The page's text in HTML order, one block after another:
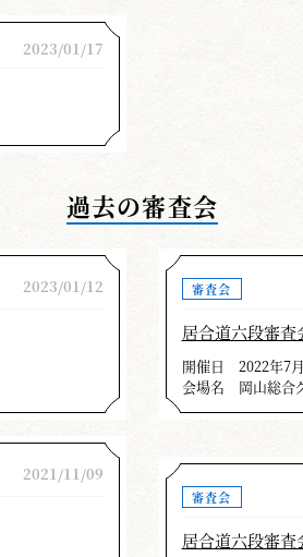
へそ。切り込んだ刃先の角度
水平に切る時刃筋が波打った
ましたが七・六段はその地
5月号の記事を再掲載しています。
2023/01/17
過去の審査会
2023/01/12 審査会
居合道六段審査
開催日
2022年7月
会場名
岡山総合
2021/11/09
審査会
居合道六段審査